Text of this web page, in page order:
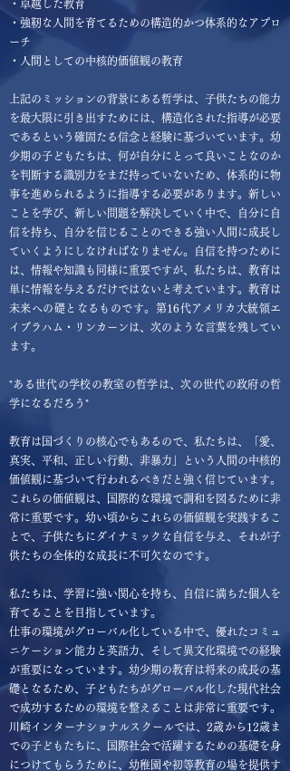
・卓越した教育
・強靭な人間を育てるための構造的かつ体系的なアプロ
ーチ
・人間としての中核的価値観の教育
上記のミッションの背景にある哲学は、子供たちの能力
を最大限に引き出すためには、構造化された指導が必要
であるという確固たる信念と経験に基づいています。幼
少期の子どもたちは、何が自分にとって良いことなのか
を判断する識別力をまだ持っていないため、体系的に物
事を進められるように指導する必要があります。新しい
ことを学び、新しい問題を解決していく中で、自分に自
信を持ち、自分を信じることのできる強い人間に成長し
ていくようにしなければなりません。自信を持つために
は、情報や知識も同様に重要ですが、私たちは、教育は
単に情報を与えるだけではないと考えています。教育は
未来への礎となるものです。第16代アメリカ大統領エ
イブラハム・リンカーンは、次のような言葉を残してい
ます。
"ある世代の学校の教室の哲学は、次の世代の政府の哲
学になるだろう"
教育は国づくりの核心でもあるので、私たちは、「愛、
真実、平和、正しい行動、非暴力」という人間の中核的
価値観に基づいて行われるべきだと強く信じています。
これらの価値観は、国際的な環境で調和を図るために非
常に重要です。幼い頃からこれらの価値観を実践するこ
とで、子供たちにダイナミックな自信を与え、それが子
供たちの全体的な成長に不可欠なのです。
私たちは、学習に強い関心を持ち、自信に満ちた個人を
育てることを目指しています。
仕事の環境がグローバル化している中で、優れたコミュ
ニケーション能力と英語力、そして異文化環境での経験
が重要になっています。幼少期の教育は将来の成長の基
礎となるため、子どもたちがグローバル化した現代社会
で成功するための環境を整えることは非常に重要です。
川崎インターナショナルスクールでは、2歳から12歳ま
での子どもたちに、国際社会で活躍するための基礎を身
につけてもらうために、幼稚園や初等教育の場を提供す